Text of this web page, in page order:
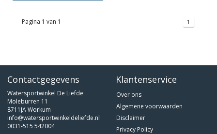
Pagina 1 van 1 1
Contactgegevens
Watersportwinkel De Liefde
Moleburren 11
8711JA Workum
info@watersportwinkeldeliefde.nl
0031-515 542004
Klantenservice
Over ons
Algemene voorwaarden
Disclaimer
Privacy Policy